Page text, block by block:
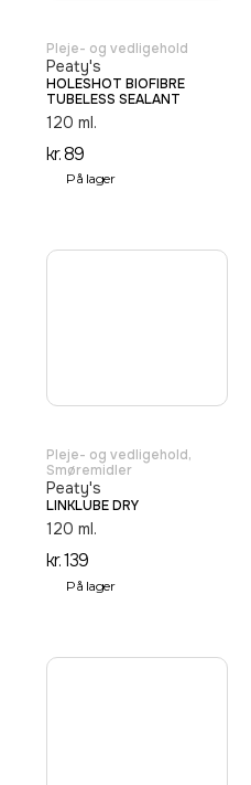
Pleje- og vedligehold
Peaty's
HOLESHOT BIOFIBRE
TUBELESS SEALANT
120 ml.
kr.89
På lager
Pleje- og vedligehold,
Smøremidler
Peaty's
LINKLUBE DRY
120 ml.
kr.139
På lager